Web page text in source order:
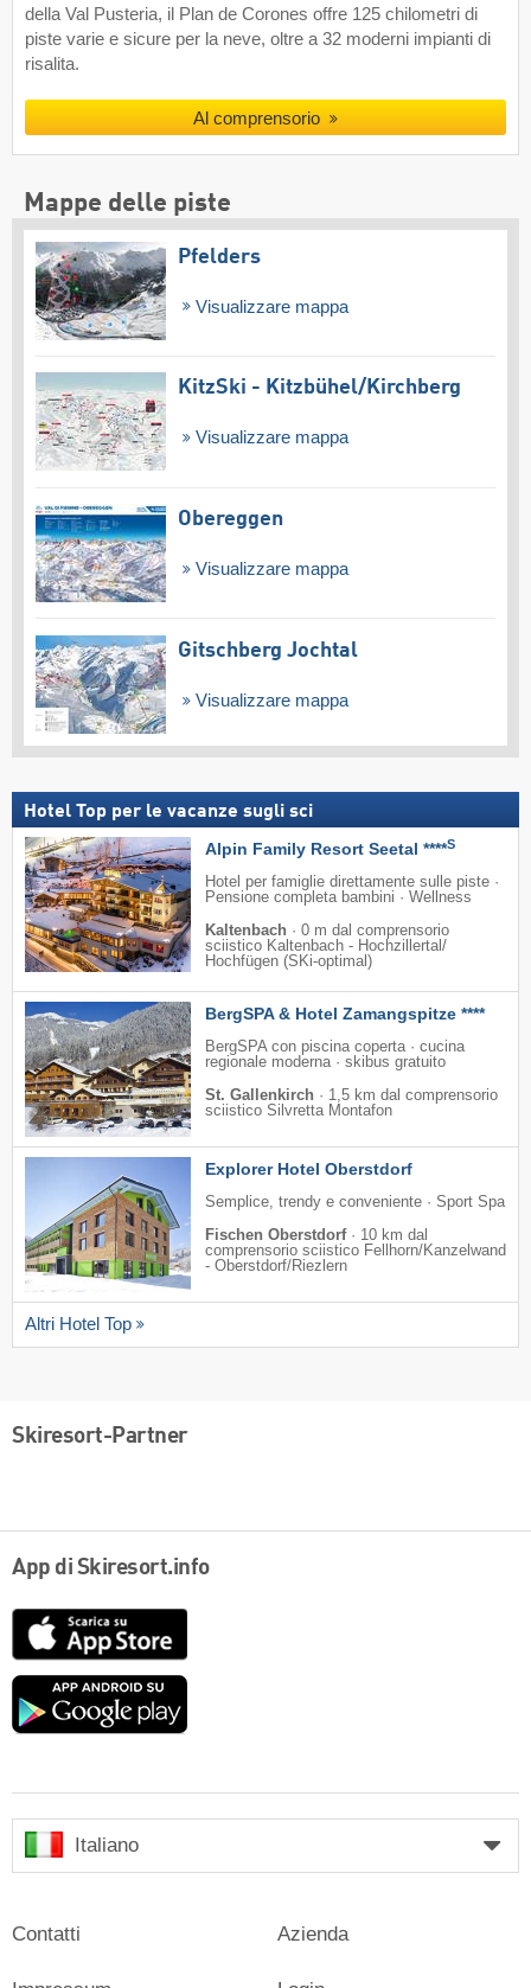
della Val Pusteria, il Plan de Corones offre 125 chilometri di
piste varie e sicure per la neve, oltre a 32 moderni impianti di
risalita.
Al comprensorio
Mappe delle piste
Pfelders
Visualizzare mappa
KitzSki - Kitzbühel/​Kirchberg
Visualizzare mappa
Obereggen
Visualizzare mappa
Gitschberg Jochtal
Visualizzare mappa
Hotel Top per le vacanze sugli sci
Alpin Family Resort Seetal ****S
Hotel per famiglie direttamente sulle piste ·
Pensione completa bambini · Wellness
Kaltenbach · 0 m dal comprensorio
sciistico Kaltenbach - Hochzillertal/​
Hochfügen (SKi-optimal)
BergSPA & Hotel Zamangspitze ****
BergSPA con piscina coperta · cucina
regionale moderna · skibus gratuito
St. Gallenkirch · 1,5 km dal comprensorio
sciistico Silvretta Montafon
Explorer Hotel Oberstdorf
Semplice, trendy e conveniente · Sport Spa
Fischen Oberstdorf· 10 km dal
comprensorio sciistico Fellhorn/​Kanzelwand
- Oberstdorf/​Riezlern
Altri Hotel Top
Skiresort-Partner
App di Skiresort.info
Google
Italiano
Contatti Azienda